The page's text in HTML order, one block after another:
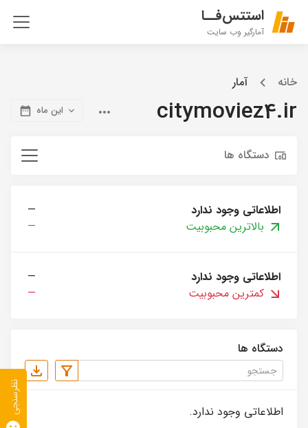
استتس‌فــا
آمارگیر وب سایت
خانه آمار
citymoviez4.ir این ماه
دستگاه ها
اطلاعاتی وجود ندارد
—
بالاترین محبوبیت
—
اطلاعاتی وجود ندارد
—
کمترین محبوبیت
—
دستگاه ها
اطلاعاتی وجود ندارد. نظرسنجی